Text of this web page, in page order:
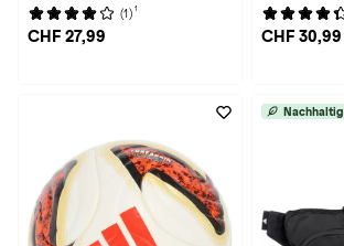
(1) 1
CHF 27,99 CHF 30,99
Nachhaltig